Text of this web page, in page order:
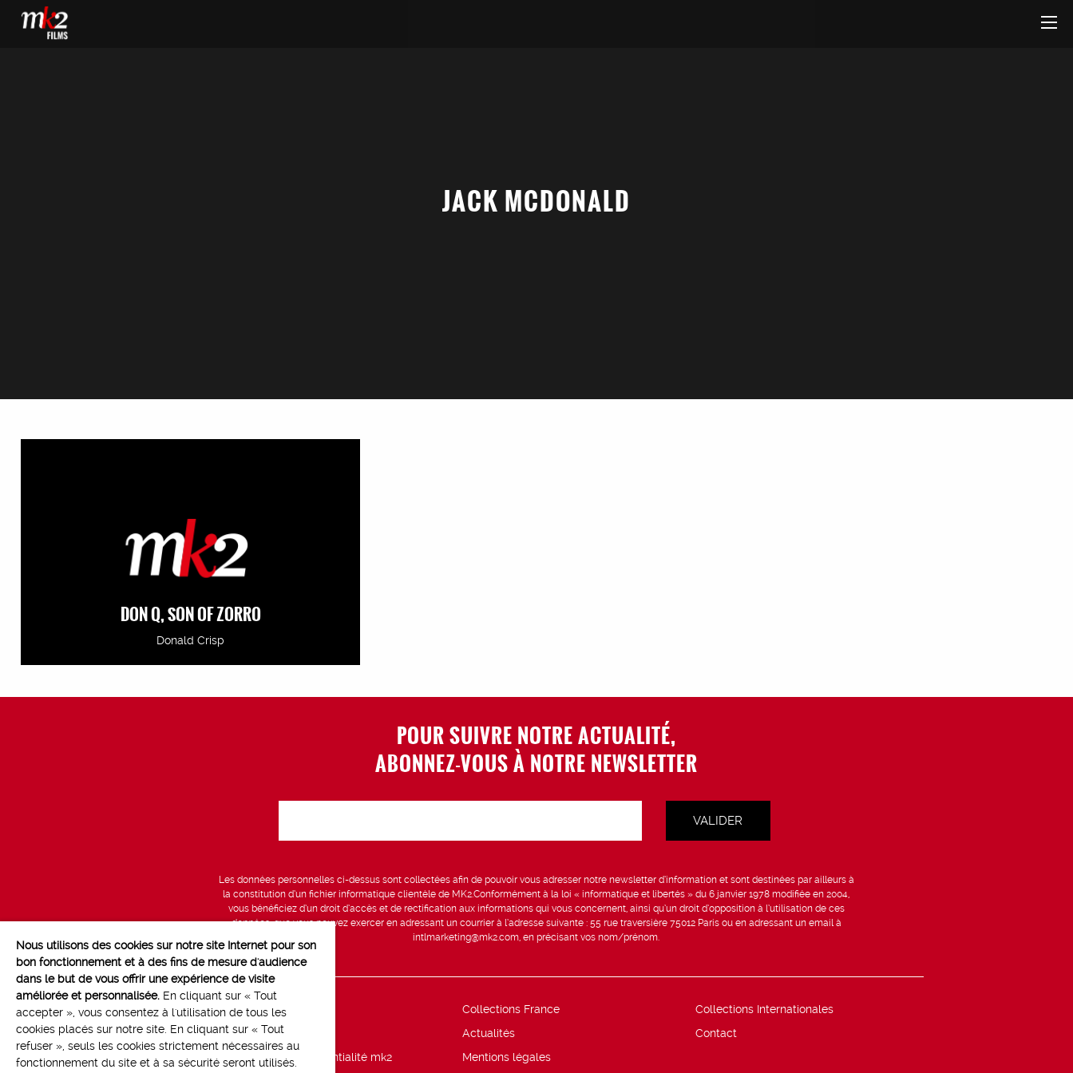
JACK MCDONALD
DON Q, SON OF ZORRO
Donald Crisp
POUR SUIVRE NOTRE ACTUALITÉ,
ABONNEZ-VOUS À NOTRE NEWSLETTER
Les données personnelles ci-dessus sont collectées afin de pouvoir vous adresser notre newsletter d’information et sont destinées par ailleurs à
la constitution d’un fichier informatique clientèle de MK2.Conformément à la loi « informatique et libertés » du 6 janvier 1978 modifiée en 2004,
vous bénéficiez d’un droit d’accès et de rectification aux informations qui vous concernent, ainsi qu’un droit d’opposition à l’utilisation de ces
données, que vous pouvez exercer en adressant un courrier à l’adresse suivante : 55 rue traversière 75012 Paris ou en adressant un email à
intlmarketing@mk2.com, en précisant vos nom/prénom.
Line up Collections France
Collections Internationales
Marchés
Actualités
Contact
Politique de confidentialité mk2
Mentions légales
Nous utilisons des cookies sur notre site Internet pour son
bon fonctionnement et à des fins de mesure d'audience
dans le but de vous offrir une expérience de visite
améliorée et personnalisée. En cliquant sur « Tout
accepter », vous consentez à l'utilisation de tous les
cookies placés sur notre site. En cliquant sur « Tout
refuser », seuls les cookies strictement nécessaires au
fonctionnement du site et à sa sécurité seront utilisés.